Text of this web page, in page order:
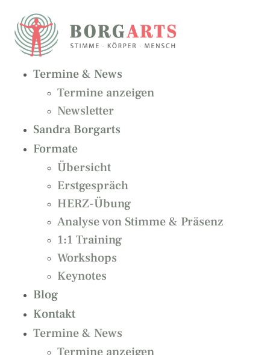
Inhalt
springen
Termine & News
Termine anzeigen
Newsletter
Sandra Borgarts
Formate
Übersicht
Erstgespräch
HERZ-Übung
Analyse von Stimme & Präsenz
1:1 Training
Workshops
Keynotes
Blog
Kontakt
Termine & News